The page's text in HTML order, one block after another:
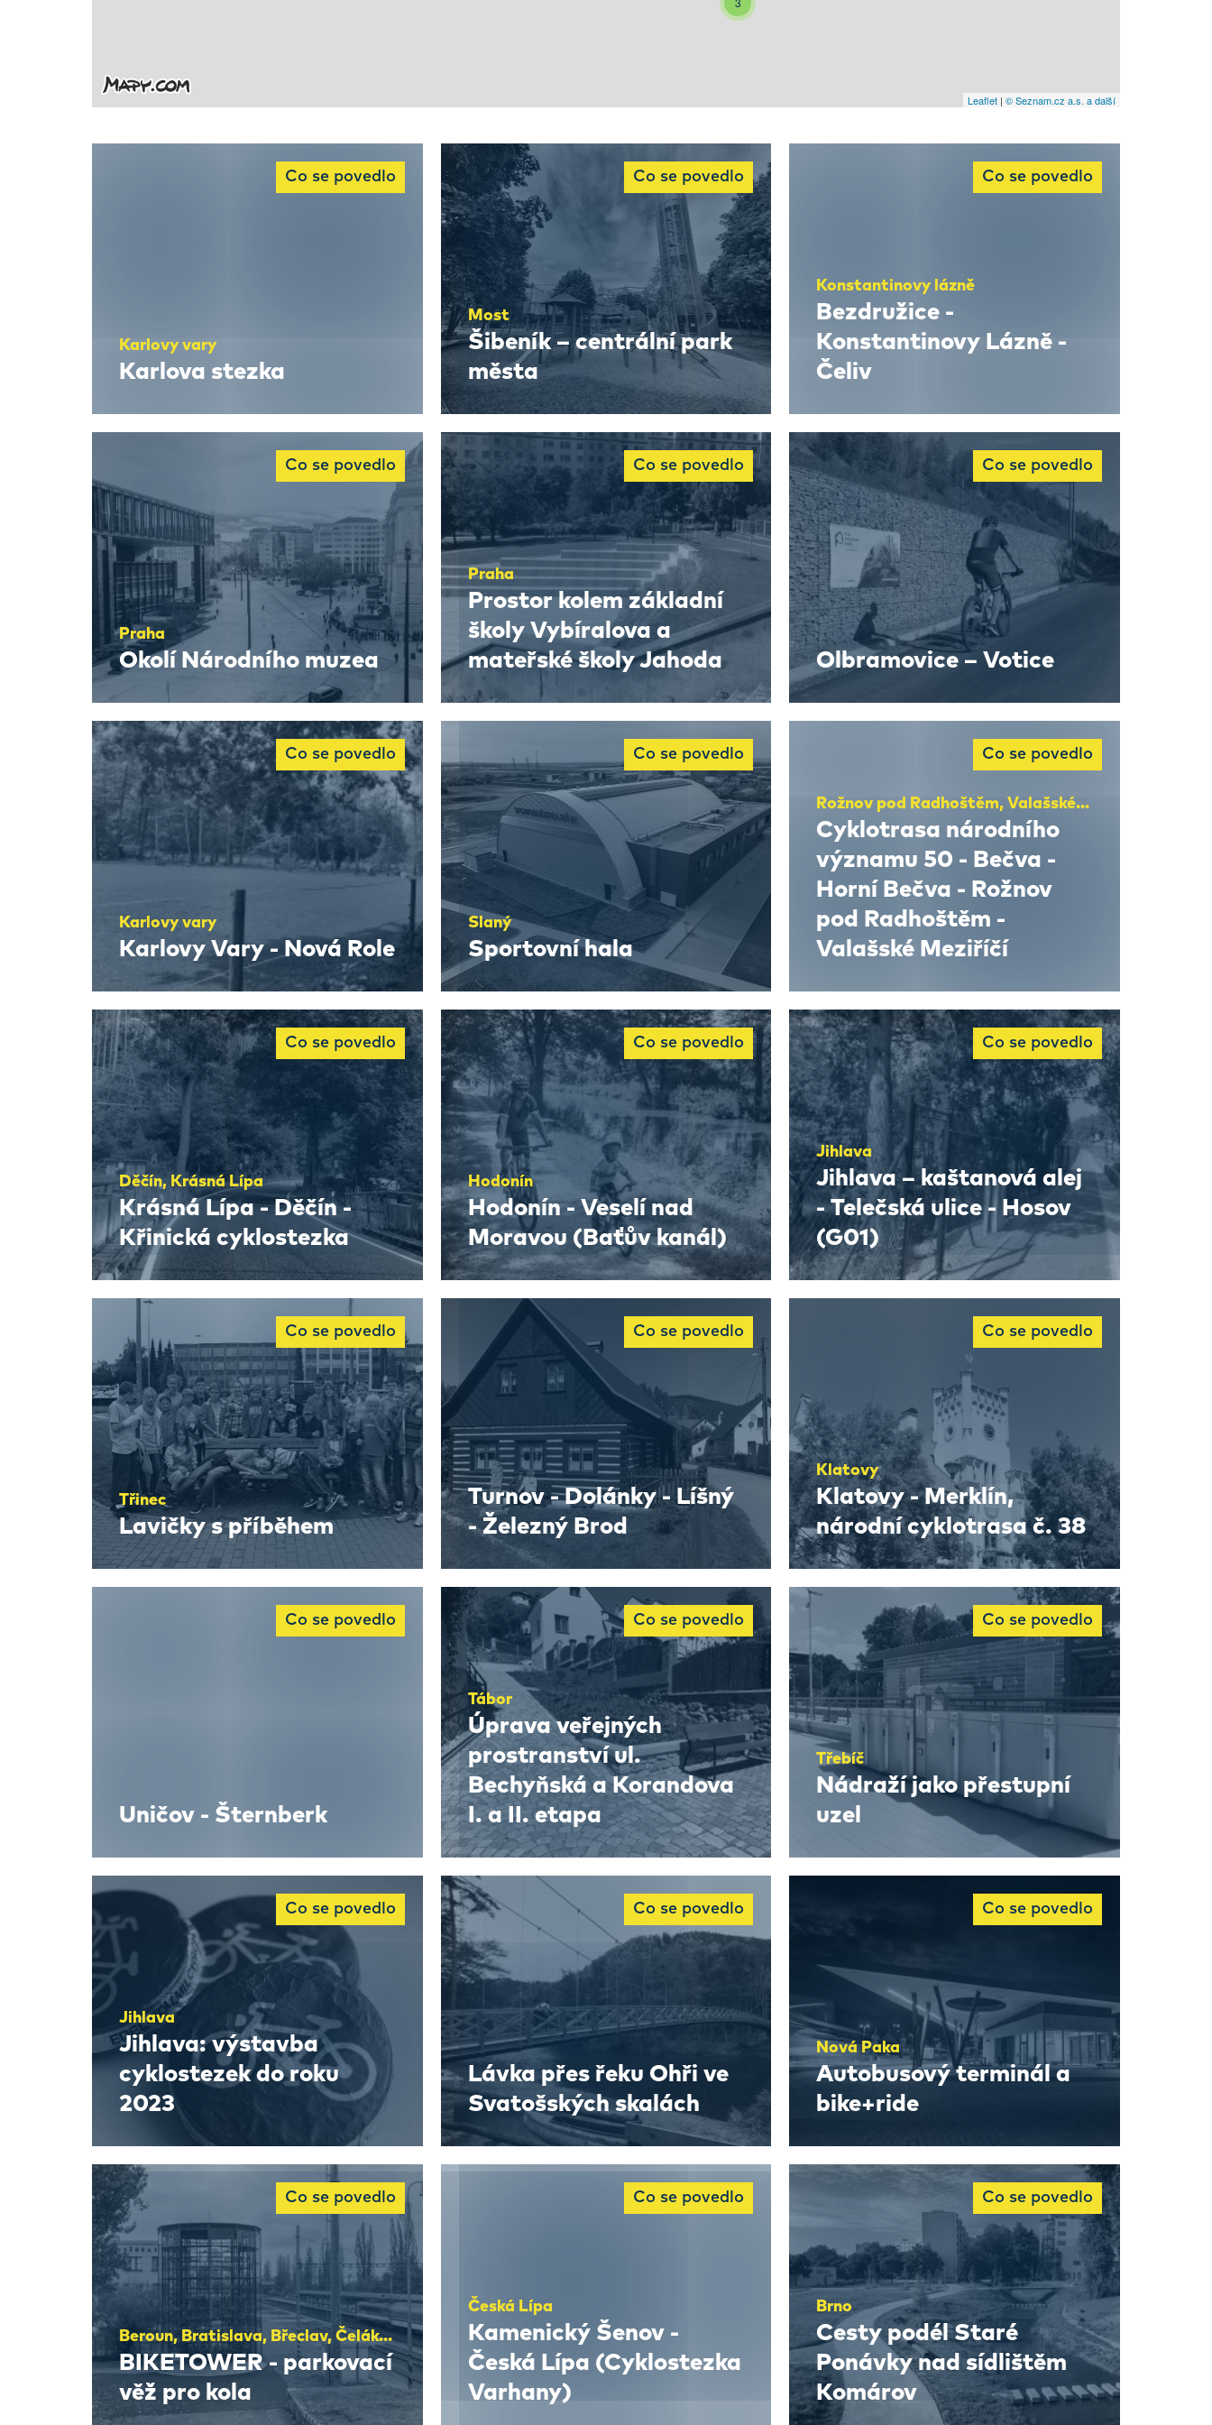
Leaflet | © Seznam.cz a.s. a další
Co se povedlo
Karlovy vary
Karlova stezka
Co se povedlo
Most
Šibeník – centrální park
města
Co se povedlo
Konstantinovy lázně
Bezdružice -
Konstantinovy Lázně -
Čeliv
Co se povedlo
Praha
Okolí Národního muzea
Co se povedlo
Praha
Prostor kolem základní
školy Vybíralova a
mateřské školy Jahoda
Co se povedlo
Olbramovice – Votice
Co se povedlo
Karlovy vary
Karlovy Vary - Nová Role
Co se povedlo
Slaný
Sportovní hala
Co se povedlo
Rožnov pod Radhoštěm, Valašské Meziříčí
Cyklotrasa národního
významu 50 - Bečva -
Horní Bečva - Rožnov
pod Radhoštěm -
Valašské Meziříčí
Co se povedlo
Děčín, Krásná Lípa
Krásná Lípa - Děčín -
Křinická cyklostezka
Co se povedlo
Hodonín
Hodonín - Veselí nad
Moravou (Baťův kanál)
Co se povedlo
Jihlava
Jihlava – kaštanová alej
- Telečská ulice - Hosov
(G01)
Co se povedlo
Třinec
Lavičky s příběhem
Co se povedlo
Turnov - Dolánky - Líšný
- Železný Brod
Co se povedlo
Klatovy
Klatovy - Merklín,
národní cyklotrasa č. 38
Co se povedlo
Uničov - Šternberk
Co se povedlo
Tábor
Úprava veřejných
prostranství ul.
Bechyňská a Korandova
I. a II. etapa
Co se povedlo
Třebíč
Nádraží jako přestupní
uzel
Co se povedlo
Jihlava
Jihlava: výstavba
cyklostezek do roku
2023
Co se povedlo
Lávka přes řeku Ohři ve
Svatošských skalách
Co se povedlo
Nová Paka
Autobusový terminál a
bike+ride
Co se povedlo
Beroun, Bratislava, Břeclav, Čelákovice, Hodonín, Hradec Králové, Hranice, Jaroměř, Kolín, Litoměřice, Lysá nad Labem, Milovice, Moravská Třebová, Pardubice, Poděbrady, Přerov, Trnava, Trutnov, Třinec
BIKETOWER - parkovací
věž pro kola
Co se povedlo
Česká Lípa
Kamenický Šenov -
Česká Lípa (Cyklostezka
Varhany)
Co se povedlo
Brno
Cesty podél Staré
Ponávky nad sídlištěm
Komárov